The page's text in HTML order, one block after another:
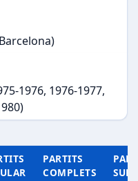
1976, 1976-1977,
PARTITS
COMPLETS